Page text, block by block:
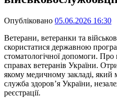
Опубліковано 05.06.2026 16:30
Ветерани, ветеранки та
скористатися державною
стоматологічної допомоги. Про
справах ветеранів України.
якому медичному закладі, який
служба здоров’я України,
реєстрації.